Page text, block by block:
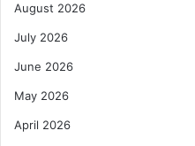
August 2026
July 2026
June 2026
May 2026
April 2026